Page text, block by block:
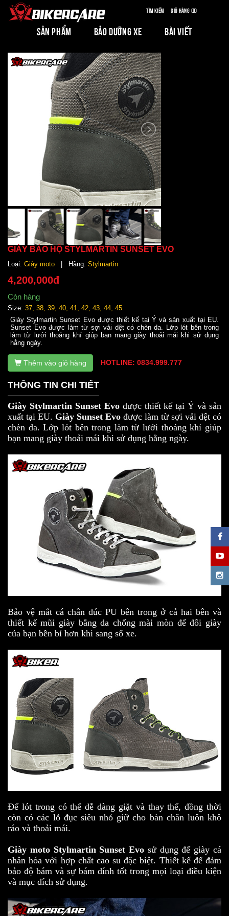
Tìm kiếm Giỏ hàng (0)
SẢN PHẨM BẢO DƯỠNG XE BÀI VIẾT
GIÀY BẢO HỘ STYLMARTIN SUNSET EVO
Loại: Giày moto | Hãng: Stylmartin
4,200,000đ
Còn hàng
Size: 37, 38, 39, 40, 41, 42, 43, 44, 45
Giày Stylmartin Sunset Evo được thiết kế tại Ý và sản xuất tại EU.
Sunset Evo được làm từ sợi vải dệt có chèn da. Lớp lót bên trong
làm từ lưới thoáng khí giúp bạn mang giày thoải mái khi sử dụng
hằng ngày.
Thêm vào giỏ hàng HOTLINE: 0834.999.777
THÔNG TIN CHI TIẾT
Giày Stylmartin Sunset Evođược thiết kế tại Ý và sản
xuất tại EU. Giày Sunset Evo được làm từ sợi vải dệt có
chèn da. Lớp lót bên trong làm từ lưới thoáng khí giúp
bạn mang giày thoải mái khi sử dụng hằng ngày.
Bảo vệ mắt cá chân đúc PU bên trong ở cả hai bên và
thiết kế mũi giày bằng da chống mài mòn để đôi giày
của bạn bền bỉ hơn khi sang số xe.
Đế lót trong có thể dễ dàng giặt và thay thế, đồng thời
còn có các lỗ đục siêu nhỏ giữ cho bàn chân luôn khô
ráo và thoải mái.
Giày moto Stylmartin Sunset Evo sử dụng đế giày cá
nhân hóa với hợp chất cao su đặc biệt. Thiết kế để đảm
bảo độ bám và sự bám dính tốt trong mọi loại điều kiện
và mục đích sử dụng.